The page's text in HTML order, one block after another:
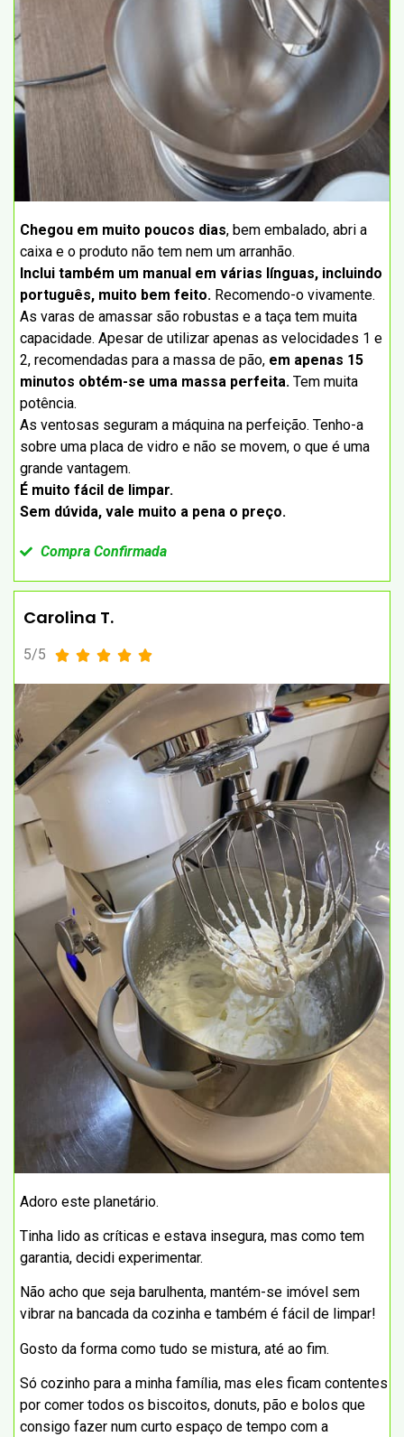
Chegou em muito poucos dias, bem embalado, abri a
caixa e o produto não tem nem um arranhão.
Inclui também um manual em várias línguas, incluindo
português, muito bem feito. Recomendo-o vivamente.
As varas de amassar são robustas e a taça tem muita
capacidade. Apesar de utilizar apenas as velocidades 1 e
2, recomendadas para a massa de pão, em apenas 15
minutos obtém-se uma massa perfeita. Tem muita
potência.
As ventosas seguram a máquina na perfeição. Tenho-a
sobre uma placa de vidro e não se movem, o que é uma
grande vantagem.
É muito fácil de limpar.
Sem dúvida, vale muito a pena o preço.
Compra Confirmada
Carolina T.
5/5     
Adoro este planetário.
Tinha lido as críticas e estava insegura, mas como tem
garantia, decidi experimentar.
Não acho que seja barulhenta, mantém-se imóvel sem
vibrar na bancada da cozinha e também é fácil de limpar!
Gosto da forma como tudo se mistura, até ao fim.
Só cozinho para a minha família, mas eles ficam contentes
por comer todos os biscoitos, donuts, pão e bolos que
consigo fazer num curto espaço de tempo com a